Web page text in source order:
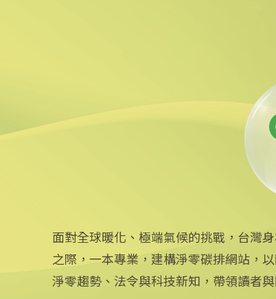
炸油變航油 日本加大廢食油回收助煉永續航空燃料
2026/06/09 14:57
面對全球暖化、極端氣候的挑戰，台灣
之際，一本專業，建構淨零碳排網站，
淨零趨勢、法令與科技新知，帶領讀者